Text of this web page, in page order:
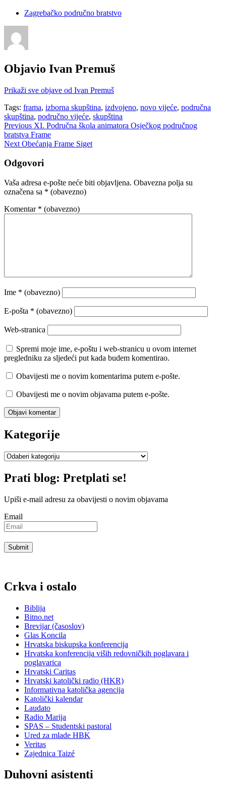
Zagrebačko područno bratstvo
Objavio Ivan Premuš
Prikaži sve objave od Ivan Premuš
Tags: frama, izborna skupština, izdvojeno, novo vijeće, područna
skupština, područno vijeće, skupština
Navigacija
objava
Previous XI. Područna škola animatora Osječkog područnog
bratstva Frame
Next Obećanja Frame Siget
Odgovori
Vaša adresa e-pošte neće biti objavljena. Obavezna polja su
označena sa * (obavezno)
Komentar * (obavezno)
Ime * (obavezno)
E-pošta * (obavezno)
Web-stranica
Spremi moje ime, e-poštu i web-stranicu u ovom internet
pregledniku za sljedeći put kada budem komentirao.
Obavijesti me o novim komentarima putem e-pošte.
Obavijesti me o novim objavama putem e-pošte.
Kategorije
Kategorije
Prati blog: Pretplati se!
Upiši e-mail adresu za obavijesti o novim objavama
Email
Crkva i ostalo
Biblija
Bitno.net
Brevijar (časoslov)
Glas Koncila
Hrvatska biskupska konferencija
Hrvatska konferencija viših redovničkih poglavara i
poglavarica
Hrvatski Caritas
Hrvatski katolički radio (HKR)
Informativna katolička agencija
Katolički kalendar
Laudato
Radio Marija
SPAS – Studentski pastoral
Ured za mlade HBK
Veritas
Zajednica Taizé
Duhovni asistenti